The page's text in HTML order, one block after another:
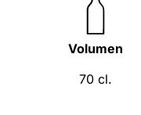
Volumen
70 cl.